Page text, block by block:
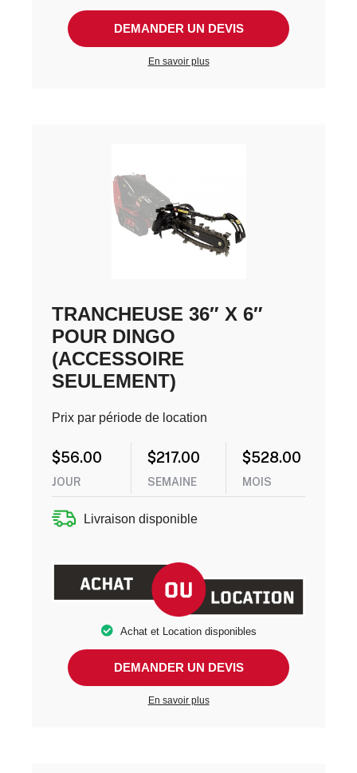
DEMANDER UN DEVIS
En savoir plus
TRANCHEUSE 36″ X 6″
POUR DINGO
(ACCESSOIRE
SEULEMENT)
Prix par période de location
$56.00
JOUR
$217.00
SEMAINE
$528.00
MOIS
Livraison disponible
Achat et Location disponibles
DEMANDER UN DEVIS
En savoir plus